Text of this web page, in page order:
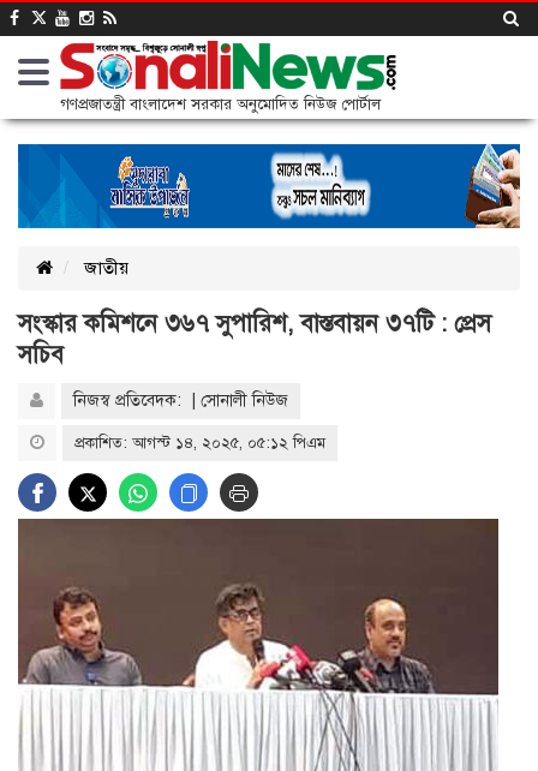
গণপ্রজাতন্ত্রী বাংলাদেশ সরকার অনুমোদিত নিউজ পোর্টাল
জাতীয়
সংস্কার কমিশনে ৩৬৭ সুপারিশ, বাস্তবায়ন ৩৭টি : প্রেস
সচিব
নিজস্ব প্রতিবেদক: | সোনালী নিউজ
প্রকাশিত: আগস্ট ১৪, ২০২৫, ০৫:১২ পিএম